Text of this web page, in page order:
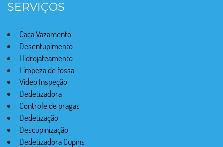
SERVIÇOS
Caça Vazamento
Desentupimento
Hidrojateamento
Limpeza de fossa
Vídeo Inspeção
Dedetizadora
Controle de pragas
Dedetização
Descupinização
Dedetizadora Cupins